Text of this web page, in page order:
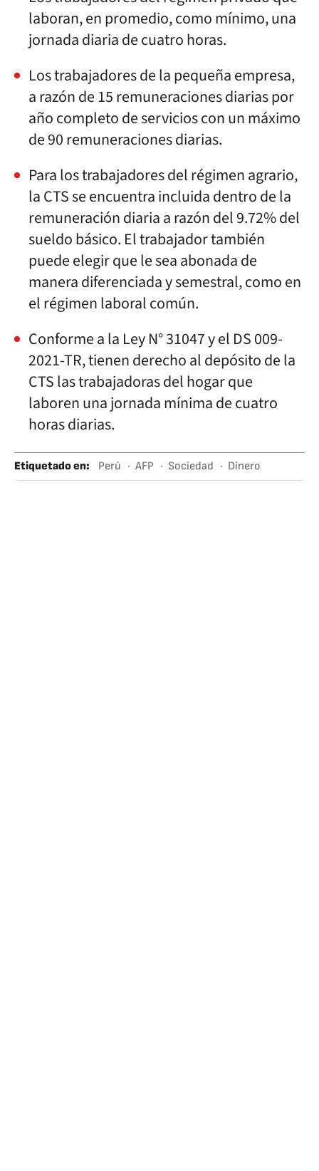
laboran, en promedio, como mínimo, una
jornada diaria de cuatro horas.
Los trabajadores de la pequeña empresa,
a razón de 15 remuneraciones diarias por
año completo de servicios con un máximo
de 90 remuneraciones diarias.
Para los trabajadores del régimen agrario,
la CTS se encuentra incluida dentro de la
remuneración diaria a razón del 9.72% del
sueldo básico. El trabajador también
puede elegir que le sea abonada de
manera diferenciada y semestral, como en
el régimen laboral común.
Conforme a la Ley N° 31047 y el DS 009-
2021-TR, tienen derecho al depósito de la
CTS las trabajadoras del hogar que
laboren una jornada mínima de cuatro
horas diarias.
Etiquetado en: Perú AFP Sociedad Dinero